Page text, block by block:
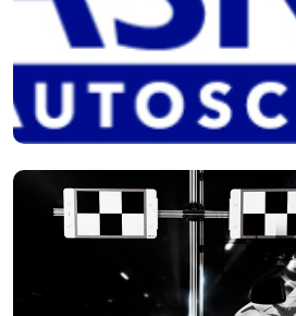
ASN Schadeherstel
Plaatwerk- of lakschade? Wij
het ASN-netwerk, zodat uw auto weer